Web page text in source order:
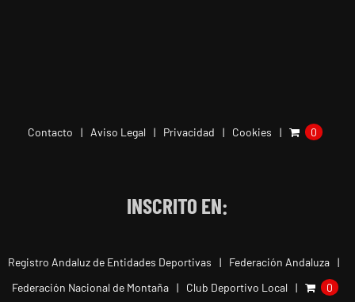
Contacto Aviso Legal Privacidad Cookies 0
INSCRITO EN:
Registro Andaluz de Entidades Deportivas
Federación Andaluza
Federación Nacional de Montaña
Club Deportivo Local 0